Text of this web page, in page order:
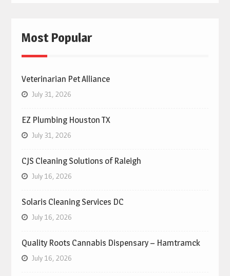
Most Popular
Veterinarian Pet Alliance
July 31, 2026
EZ Plumbing Houston TX
July 31, 2026
CJS Cleaning Solutions of Raleigh
July 16, 2026
Solaris Cleaning Services DC
July 16, 2026
Quality Roots Cannabis Dispensary – Hamtramck
July 16, 2026